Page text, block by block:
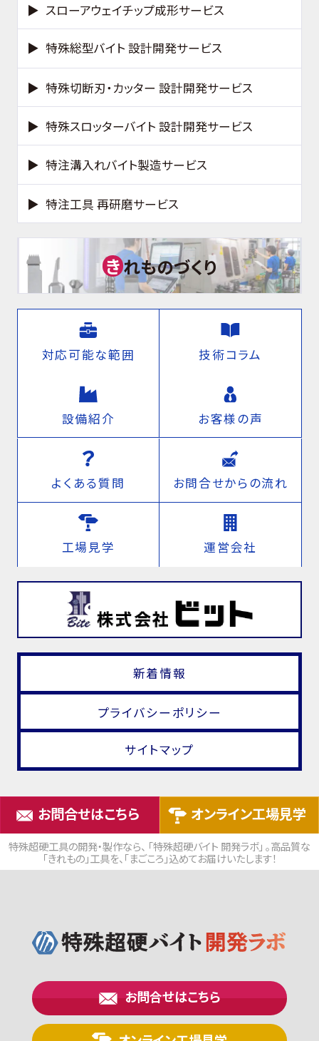
スローアウェイチップ成形サービス
特殊総型バイト 設計開発サービス
特殊切断刃・カッター 設計開発サービス
特殊スロッターバイト 設計開発サービス
特注溝入れバイト製造サービス
特注工具 再研磨サービス
きれものづくり
対応可能な範囲 技術コラム
設備紹介 お客様の声
よくある質問 お問合せからの流れ
工場見学 運営会社
新着情報
プライバシーポリシー
サイトマップ
お問合せはこちら オンライン工場見学
特殊超硬工具の開発・製作なら、 「特殊超硬バイト 開発ラボ」 。高品質な
「きれもの」工具を、「まごころ」込めてお届けいたします！
お問合せはこちら